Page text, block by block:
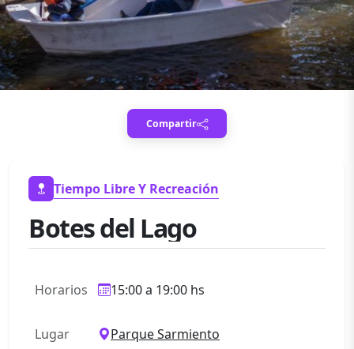
Compartir
Tiempo Libre Y Recreación
Botes del Lago
Horarios 15:00 a 19:00 hs
Lugar Parque Sarmiento